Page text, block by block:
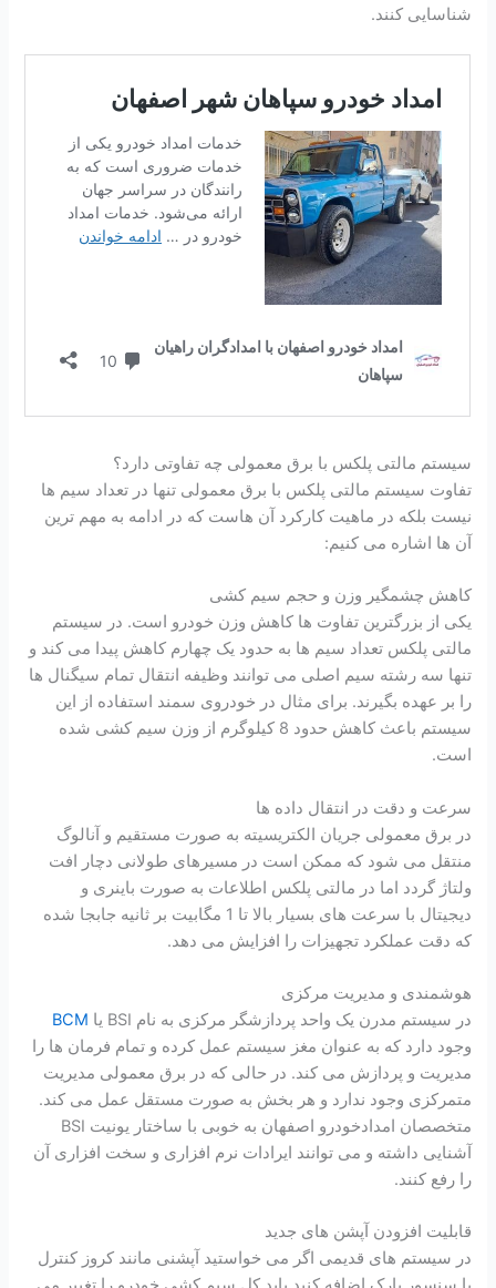
شناسایی کنند.
سیستم مالتی پلکس با برق معمولی چه تفاوتی دارد؟
تفاوت سیستم مالتی پلکس با برق معمولی تنها در تعداد سیم ها
نیست بلکه در ماهیت کارکرد آن هاست که در ادامه به مهم ترین
آن ها اشاره می کنیم:
کاهش چشمگیر وزن و حجم سیم کشی
یکی از بزرگترین تفاوت ها کاهش وزن خودرو است. در سیستم
مالتی پلکس تعداد سیم ها به حدود یک چهارم کاهش پیدا می کند و
تنها سه رشته سیم اصلی می توانند وظیفه انتقال تمام سیگنال ها
را بر عهده بگیرند. برای مثال در خودروی سمند استفاده از این
سیستم باعث کاهش حدود 8 کیلوگرم از وزن سیم کشی شده
است.
سرعت و دقت در انتقال داده ها
در برق معمولی جریان الکتریسیته به صورت مستقیم و آنالوگ
منتقل می شود که ممکن است در مسیرهای طولانی دچار افت
ولتاژ گردد اما در مالتی پلکس اطلاعات به صورت باینری و
دیجیتال با سرعت های بسیار بالا تا 1 مگابیت بر ثانیه جابجا شده
که دقت عملکرد تجهیزات را افزایش می دهد.
هوشمندی و مدیریت مرکزی
در سیستم مدرن یک واحد پردازشگر مرکزی به نام BSI یا
BCM
وجود دارد که به عنوان مغز سیستم عمل کرده و تمام فرمان ها را
مدیریت و پردازش می کند. در حالی که در برق معمولی مدیریت
متمرکزی وجود ندارد و هر بخش به صورت مستقل عمل می کند.
متخصصان امدادخودرو اصفهان به خوبی با ساختار یونیت BSI
آشنایی داشته و می توانند ایرادات نرم افزاری و سخت افزاری آن
را رفع کنند.
قابلیت افزودن آپشن های جدید
در سیستم های قدیمی اگر می خواستید آپشنی مانند کروز کنترل